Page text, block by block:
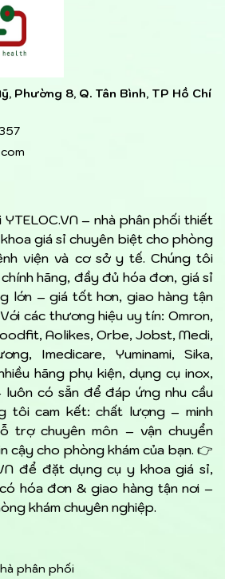
Phường 8, Q. Tân Bình, TP Hồ Chí
– nhà phân phối thiết
giá sỉ chuyên biệt cho phòng
viện và cơ sở y tế. Chúng tôi
hãng, đầy đủ hóa đơn, giá sỉ
lớn – giá tốt hơn, giao hàng tận
các thương hiệu uy tín: Omron,
Aolikes, Orbe, Jobst, Medi,
Imedicare, Yuminami, Sika,
hãng phụ kiện, dụng cụ inox,
luôn có sẵn để đáp ứng nhu cầu
tôi cam kết: chất lượng – minh
trợ chuyên môn – vận chuyển
cậy cho phòng khám của bạn. 👉
để đặt dụng cụ y khoa giá sỉ,
hóa đơn & giao hàng tận nơi –
khám chuyên nghiệp.
phân phối